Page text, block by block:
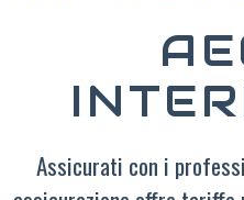
Assicurati con i